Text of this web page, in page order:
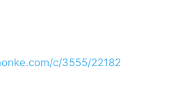
c/3555/22182